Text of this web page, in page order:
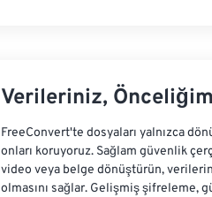
Verileriniz,
FreeConvert'te dosyaları yalnızca
onları koruyoruz. Sağlam güvenlik
video veya belge dönüştürün,
olmasını sağlar. Gelişmiş şifreleme,